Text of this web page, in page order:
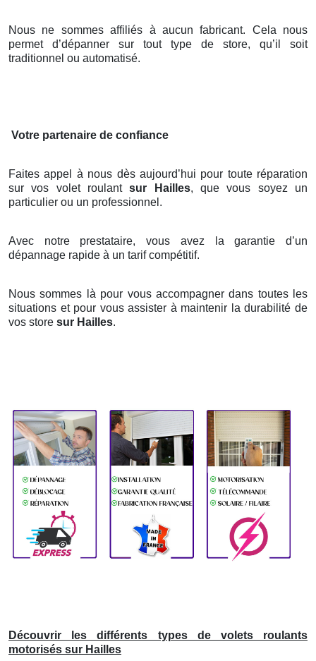
Nous ne sommes affiliés à aucun fabricant. Cela nous
permet d’dépanner sur tout type de store, qu’il soit
traditionnel ou automatisé.
Votre partenaire de confiance
Faites appel à nous dès aujourd’hui pour toute réparation
sur vos volet roulantsur Hailles, que vous soyez un
particulier ou un professionnel.
Avec notre prestataire, vous avez la garantie d’un
dépannage rapide à un tarif compétitif.
Nous sommes là pour vous accompagner dans toutes les
situations et pour vous assister à maintenir la durabilité de
vos store sur Hailles.
Découvrir les différents types de volets roulants
motorisés sur Hailles